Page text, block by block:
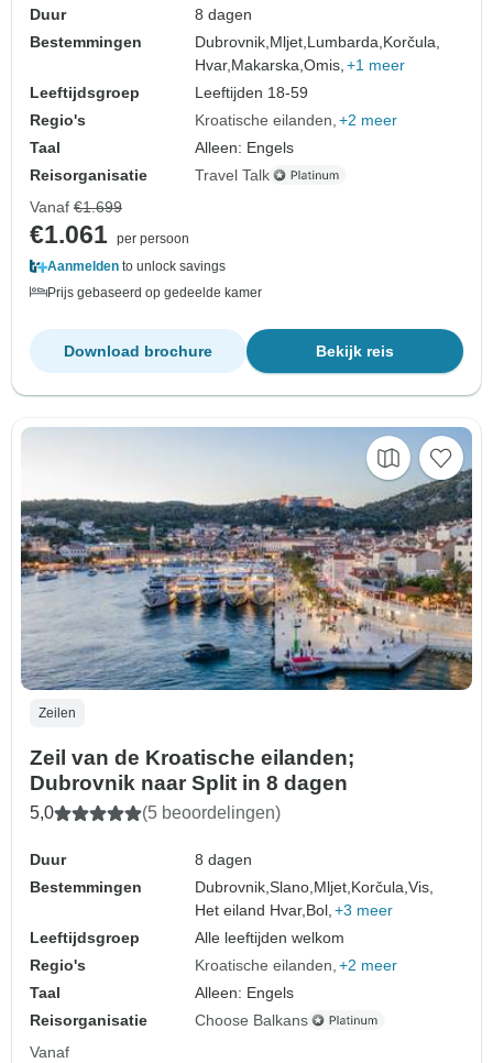
Duur
8 dagen
Bestemmingen
Dubrovnik, Mljet, Lumbarda, Korčula,
Hvar, Makarska,Omis, +1 meer
Leeftijdsgroep
Leeftijden 18-59
Regio's
Kroatische eilanden +2 meer
Taal
Alleen: Engels
Reisorganisatie
Travel Talk
Vanaf €1.699
€1.061 per persoon
Aanmelden to unlock savings
Prijs gebaseerd op gedeelde kamer
Bekijk reis
Download brochure
Zeilen
Zeil van de Kroatische eilanden;
Dubrovnik naar Split in 8 dagen
5,0 (5 beoordelingen)
Duur
8 dagen
Bestemmingen
Dubrovnik,Slano, Mljet, Korčula,Vis,
Het eiland Hvar, Bol, +3 meer
Leeftijdsgroep
Alle leeftijden welkom
Regio's
Kroatische eilanden +2 meer
Taal
Alleen: Engels
Reisorganisatie
Choose Balkans
Vanaf